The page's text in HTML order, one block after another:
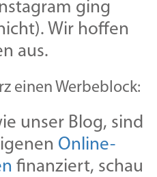
ging
Wir hoffen
aus.
einen Werbeblock:
unser Blog, sind
Online-
finanziert, schau